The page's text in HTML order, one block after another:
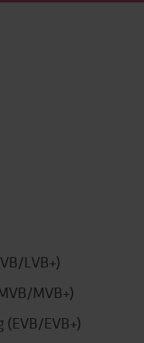
LVB+)
MVB+)
EVB+)